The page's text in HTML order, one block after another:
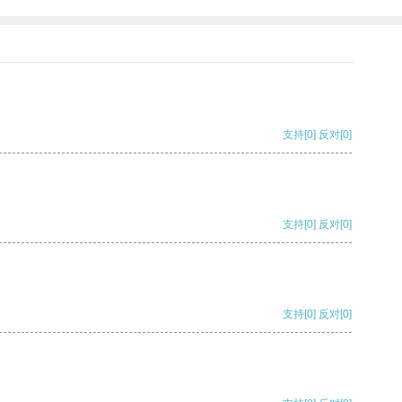
支持[0] 反对[0]
支持[0] 反对[0]
支持[0] 反对[0]